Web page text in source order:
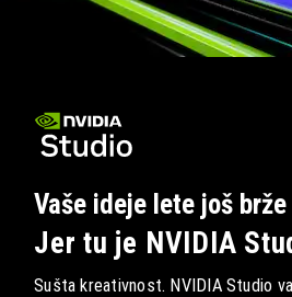
Vaše ideje lete još brže
Jer tu je NVIDIA
Sušta kreativnost. NVIDIA Studio